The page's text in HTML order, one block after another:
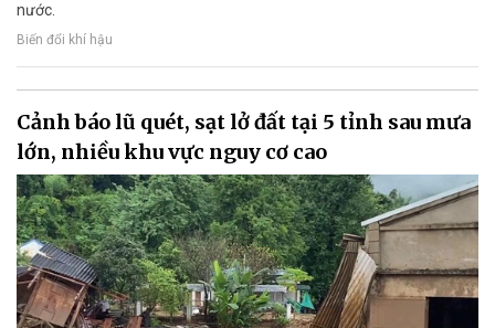
nước.
Biến đổi khí hậu
Cảnh báo lũ quét, sạt lở đất tại 5 tỉnh sau mưa
lớn, nhiều khu vực nguy cơ cao